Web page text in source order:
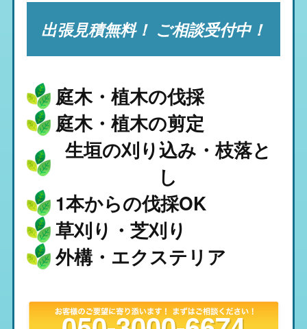
出張見積無料！ ご相談受付中！
庭木・植木の伐採
1本からの伐採OK
庭木・植木の剪定
草刈り・芝刈り
生垣の刈り込み・枝落と
し
外構・エクステリア